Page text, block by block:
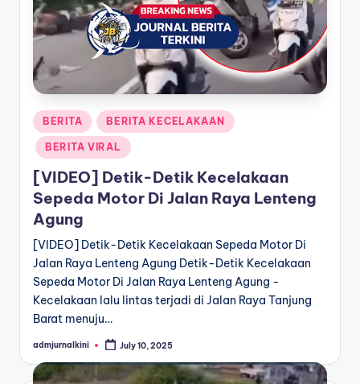
a
T
e
k
n
Posted
in
BERITA BERITA KECELAKAAN
BERITA VIRAL
[VIDEO] Detik-Detik Kecelakaan
Sepeda Motor Di Jalan Raya Lenteng
Agung
[VIDEO] Detik-Detik Kecelakaan Sepeda Motor Di
Jalan Raya Lenteng Agung Detik-Detik Kecelakaan
Sepeda Motor Di Jalan Raya Lenteng Agung -
Kecelakaan lalu lintas terjadi di Jalan Raya Tanjung
Barat menuju…
Posted
admjurnalkini July 10, 2025